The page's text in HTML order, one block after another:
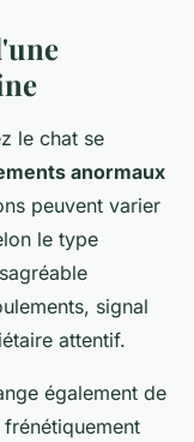
le chat se
anormaux
peuvent varier
le type
signal
attentif.
également de